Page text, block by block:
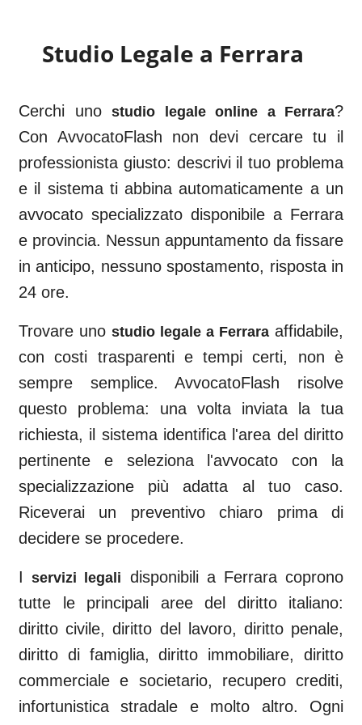
Studio Legale a Ferrara
Cerchi uno studio legale online a Ferrara?
Con AvvocatoFlash non devi cercare tu il
professionista giusto: descrivi il tuo problema
e il sistema ti abbina automaticamente a un
avvocato specializzato disponibile a Ferrara
e provincia. Nessun appuntamento da fissare
in anticipo, nessuno spostamento, risposta in
24 ore.
Trovare uno studio legale a Ferrara affidabile,
con costi trasparenti e tempi certi, non è
sempre semplice. AvvocatoFlash risolve
questo problema: una volta inviata la tua
richiesta, il sistema identifica l'area del diritto
pertinente e seleziona l'avvocato con la
specializzazione più adatta al tuo caso.
Riceverai un preventivo chiaro prima di
decidere se procedere.
Iservizi legali disponibili a Ferraracoprono
tutte le principali aree del diritto italiano:
diritto civile, diritto del lavoro, diritto penale,
diritto di famiglia, diritto immobiliare, diritto
commerciale e societario, recupero crediti,
infortunistica stradale e molto altro. Ogni